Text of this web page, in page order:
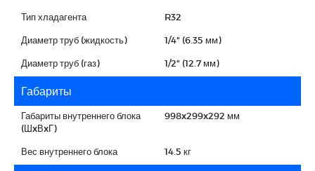
Тип хладагента R32
Диаметр труб (жидкость) 1/4" (6.35 мм)
Диаметр труб (газ) 1/2" (12.7 мм)
Габариты
Габариты внутреннего блока
(ШxВxГ)
998x299x292 мм
Вес внутреннего блока 14.5 кг